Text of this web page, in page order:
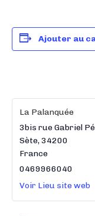
Ajouter au
La Palanquée
3bis rue Gabriel
Sète,34200
France
0469966040
Voir Lieu site web